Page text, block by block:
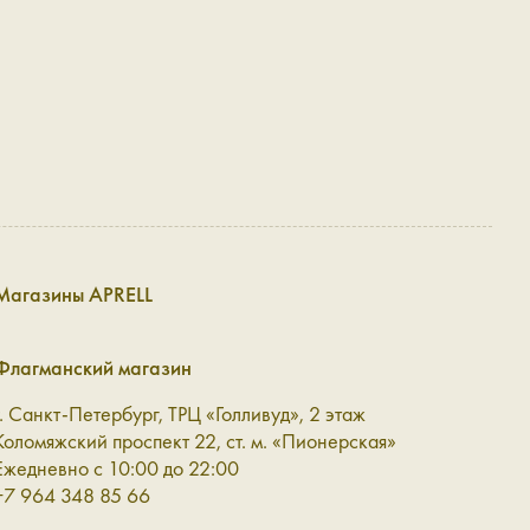
вас в течение дня, выдерживают активное
элегантным элементом образа, который легко
APRELL
магазин
Санкт-Петербург, ТРЦ «Голливуд», 2 этаж
проспект 22, ст. м. «Пионерская»
с 10:00 до 22:00
964 348 85 66